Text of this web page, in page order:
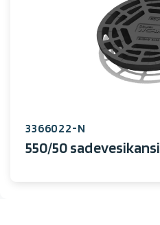
3366022-N
550/50 sadevesikansi